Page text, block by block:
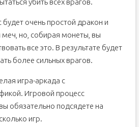
убить всех врагов.
очень простой дракон и
но, собирая монеты, вы
все это. В результате будет
более сильных врагов.
игра-аркада с
Игровой процесс
обязательно подсядете на
игр.